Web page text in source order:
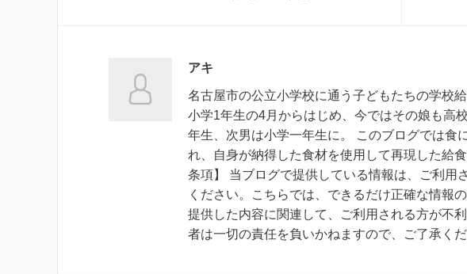
アキ
名古屋市の公立小学校に通う子どもたちの学校
小学1年生の4月からはじめ、今ではその娘も高
年生、次男は小学一年生に。 このブログでは食
れ、自身が納得した食材を使用して再現した給
条項】 当ブログで提供している情報は、ご利用
ください。こちらでは、できるだけ正確な情報
提供した内容に関連して、ご利用される方が不
者は一切の責任を負いかねますので、ご了承くだ